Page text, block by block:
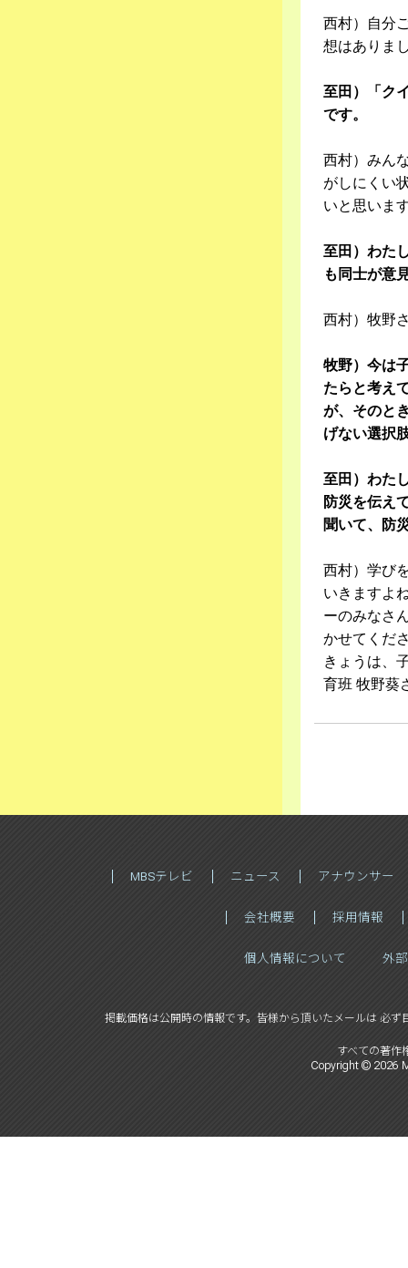
西村）自分
想はありま
至田）「ク
です。
西村）みん
がしにくい
いと思いま
至田）わた
も同士が意
西村）牧野
牧野）今は
たらと考え
が、そのと
げない選択
至田）わた
防災を伝え
聞いて、防
西村）学び
いきますよ
ーのみなさ
かせてくだ
きょうは、
育班 牧野葵
MBSテレビ ニュース アナウンサー
会社概要 採用情報
個人情報について 外
掲載価格は公開時の情報です。皆様から頂いたメールは 必ず
すべての著作
Copyright © 2026